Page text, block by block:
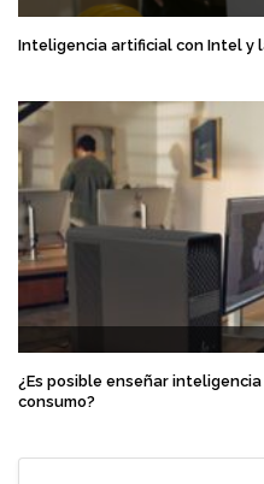
Inteligencia artificial con Intel y
¿Es posible enseñar
consumo?